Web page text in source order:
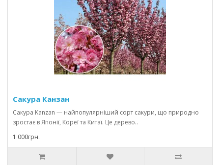
Сакура Канзан
Сакура Kanzan — найпопулярніший сорт сакури, що природно
зростає в Японії, Кореї та Китаї. Це дерево..
1 000грн.